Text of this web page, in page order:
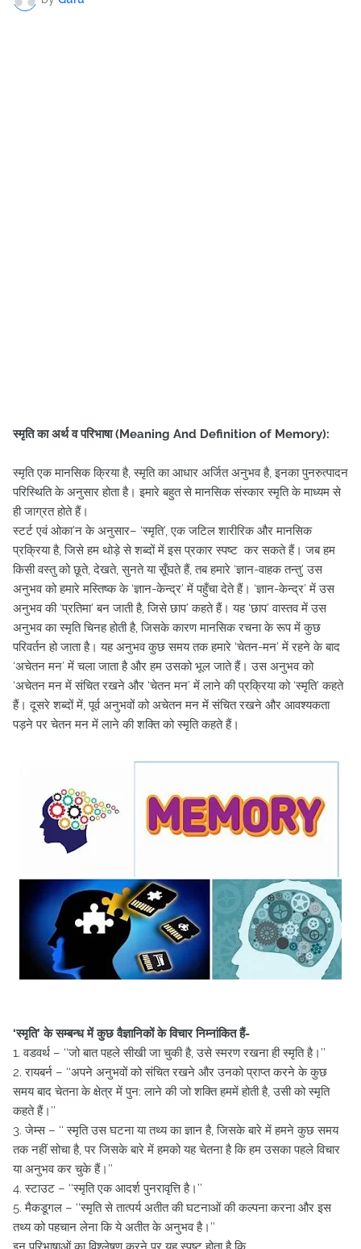
स्मृति का अर्थ व परिभाषा (Meaning And Definition of Memory):
स्मृति एक मानसिक क्रिया है, स्मृति का आधार अर्जित अनुभव है, इनका पुनरुत्पादन
परिस्थिति के अनुसार होता है। इमारे बहुत से मानसिक संस्कार स्मृति के माध्यम से
ही जाग्रत होते हैं।
स्टर्ट एवं ओका’न के अनुसार– ‘स्मृति’, एक जटिल शारीरिक और मानसिक
प्रक्रिया है, जिसे हम थोड़े से शब्दों में इस प्रकार स्पष्ट कर सकते हैं। जब हम
किसी वस्तु को छूते, देखते, सुनते या सूँघते हैं, तब हमारे ‘ज्ञान-वाहक तन्तु’ उस
अनुभव को हमारे मस्तिष्क के ‘ज्ञान-केन्द्र’ में पहुँचा देते हैं। ‘ज्ञान-केन्द्र’ में उस
अनुभव की ‘प्रतिमा’ बन जाती है, जिसे छाप’ कहते हैं। यह ‘छाप’ वास्तव में उस
अनुभव का स्मृति चिनह होती है, जिसके कारण मानसिक रचना के रूप में कुछ
परिवर्तन हो जाता है। यह अनुभव कुछ समय तक हमारे ‘चेतन-मन’ में रहने के बाद
‘अचेतन मन’ में चला जाता है और हम उसको भूल जाते हैं। उस अनुभव को
‘अचेतन मन में संचित रखने और ‘चेतन मन’ में लाने की प्रक्रिया को ‘स्मृति’ कहते
हैं। दूसरे शब्दों में, पूर्व अनुभवों को अचेतन मन में संचित रखने और आवश्यकता
पड़ने पर चेतन मन में लाने की शक्ति को स्मृति कहते हैं।
‘स्मृति’ के सम्बन्ध में कुछ वैज्ञानिकों के विचार निम्नांकित हैं-
1. वडवर्थ – ‘‘जो बात पहले सीखी जा चुकी है, उसे स्मरण रखना ही स्मृति है।’’
2. रायबर्न – ‘‘अपने अनुभवों को संचित रखने और उनको प्राप्त करने के कुछ
समय बाद चेतना के क्षेत्र में पुन: लाने की जो शक्ति हममें होती है, उसी को स्मृति
कहते हैं।’’
3. जेम्स – ‘‘ स्मृति उस घटना या तथ्य का ज्ञान है, जिसके बारे में हमने कुछ समय
तक नहीं सोचा है, पर जिसके बारे में हमको यह चेतना है कि हम उसका पहले विचार
या अनुभव कर चुके हैं।’’
4. स्टाउट – ‘‘स्मृति एक आदर्श पुनरावृत्ति है।’’
5. मैकडूगल – ‘‘स्मृति से तात्पर्य अतीत की घटनाओं की कल्पना करना और इस
तथ्य को पहचान लेना कि ये अतीत के अनुभव है।’’